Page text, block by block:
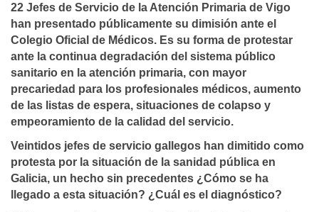
22 Jefes de Servicio de la Atención Primaria de Vigo
han presentado públicamente su dimisión ante el
Colegio Oficial de Médicos. Es su forma de protestar
ante la continua degradación del sistema público
sanitario en la atención primaria, con mayor
precariedad para los profesionales médicos, aumento
de las listas de espera, situaciones de colapso y
empeoramiento de la calidad del servicio.
Veintidos jefes de servicio gallegos han dimitido como
protesta por la situación de la sanidad pública en
Galicia, un hecho sin precedentes ¿Cómo se ha
llegado a esta situación? ¿Cuál es el diagnóstico?